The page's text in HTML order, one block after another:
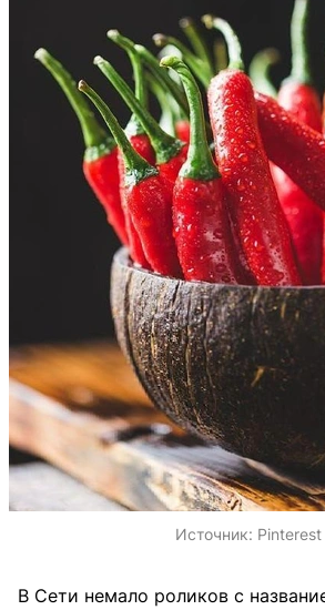
Источник: Pinterest
В Сети немало роликов с